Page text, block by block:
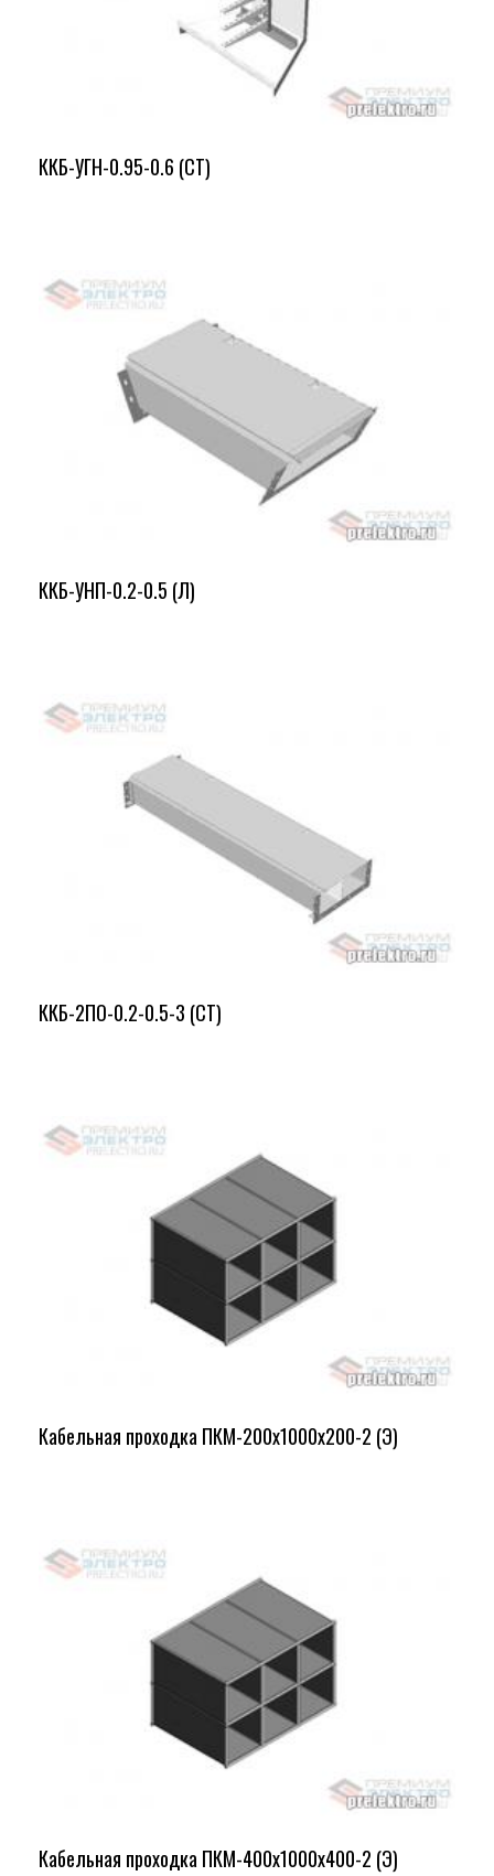
ККБ-УГН-0.95-0.6 (СТ)
ККБ-УНП-0.2-0.5 (Л)
ККБ-2ПО-0.2-0.5-3 (СТ)
Кабельная проходка ПКМ-200х1000х200-2 (Э)
Кабельная проходка ПКМ-400х1000х400-2 (Э)